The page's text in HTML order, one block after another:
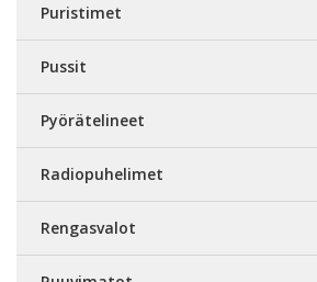
Puristimet
Pussit
Pyörätelineet
Radiopuhelimet
Rengasvalot